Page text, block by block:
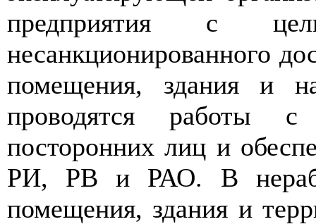
предприятия с
несанкционированного
помещения, здания и
проводятся
посторонних лиц и
РИ, РВ и РАО. В
помещения, здания и